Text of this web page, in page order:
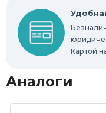
Картой
Аналоги